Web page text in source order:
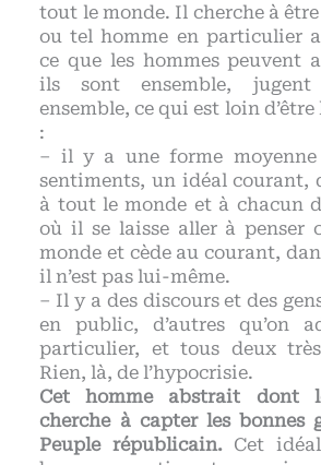
tout le monde. Il cherche à
ou tel homme en particulier
ce que les hommes peuvent
ils sont ensemble,
ensemble, ce qui est loin d’être
:
– il y a une forme moyenne
sentiments, un idéal courant,
à tout le monde et à chacun
où il se laisse aller à penser
monde et cède au courant,
il n’est pas lui-même.
– Il y a des discours et des
en public, d’autres qu’on
particulier, et tous deux très
Rien, là, de l’hypocrisie.
Cet homme abstrait dont
cherche à capter les bonnes
Peuple républicain.Cet